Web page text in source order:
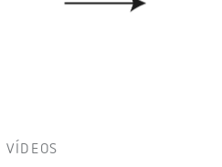
VÍDEOS